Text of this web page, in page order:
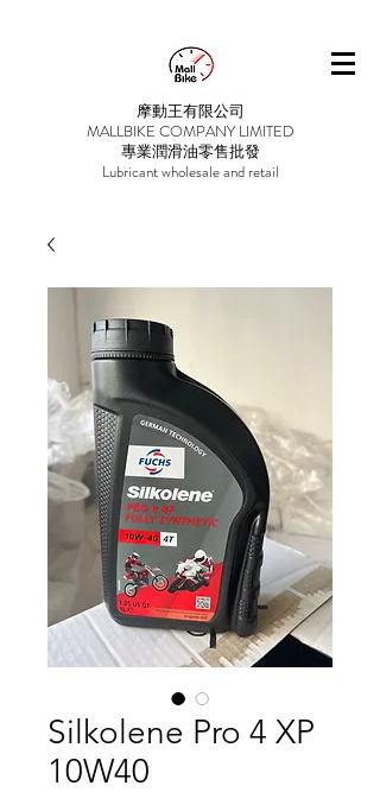
摩動王有限公司
MALLBIKE COMPANY LIMITED
專業潤滑油零售批發
Lubricant wholesale and retail
Silkolene Pro 4 XP
10W40